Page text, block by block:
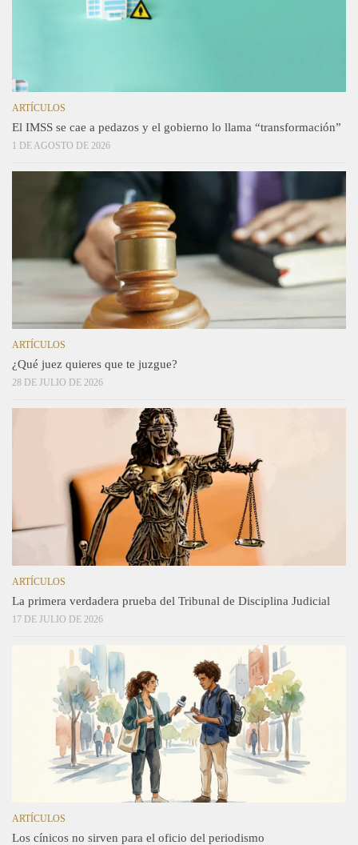
ARTÍCULOS
El IMSS se cae a pedazos y el gobierno lo llama “transformación”
1 DE AGOSTO DE 2026
ARTÍCULOS
¿Qué juez quieres que te juzgue?
28 DE JULIO DE 2026
ARTÍCULOS
La primera verdadera prueba del Tribunal de Disciplina Judicial
17 DE JULIO DE 2026
ARTÍCULOS
Los cínicos no sirven para el oficio del periodismo